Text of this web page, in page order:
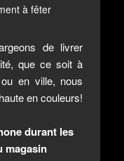
à fêter
de livrer
que ce soit à
en ville, nous
en couleurs!
durant les
magasin